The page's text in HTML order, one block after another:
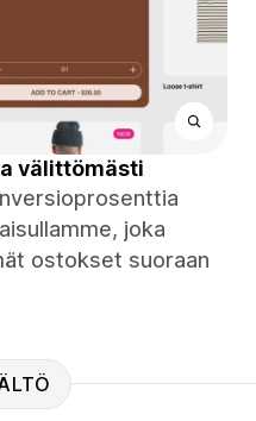
välittömästi
joka
ostokset suoraan